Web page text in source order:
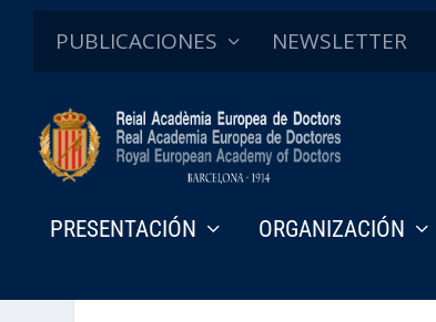
PUBLICACIONES NEWSLETTER
PRESENTACIÓN ORGANIZACIÓN